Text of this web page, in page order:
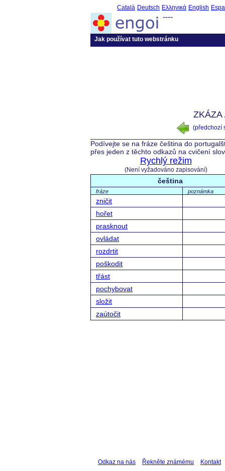
Català Deutsch Ελληνικά English
----
Jak používat tuto webstránku
ZKÁZA
(předchozí
Podívejte se na fráze čeština do
přes jeden z těchto odkazů na cvičení
Rychlý režim
(Není vyžadováno zapisování)
čeština
fráze poznámka
zničit
hořet
prasknout
ovládat
rozdrtit
poškodit
třást
pochybovat
složit
zaútočit
Odkaz na nás Řekněte známému Kontakt